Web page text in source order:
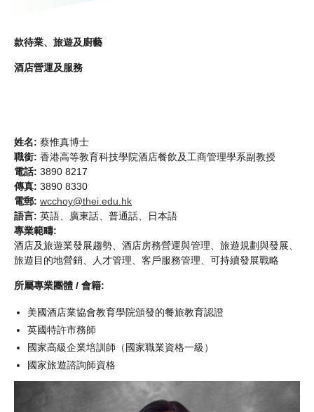
款待業、旅遊及廚藝
酒店營運及服務
姓名: 蔡惟真博士
職銜: 香港高等教育科技學院酒店餐飲及工商管理學系副教授
電話: 3890 8217
傳真: 3890 8330
電郵: wcchoy@thei.edu.hk
語言: 英語、廣東話、普通話、日本語
專業範疇:
酒店及旅遊業發展趨勢、酒店房務營運與管理、旅遊規劃與發展、
旅遊目的地營銷、人才管理、客戶服務管理、可持續發展戰略
所屬專業團體 / 會籍:
美國酒店業協會教育學院頒發的餐旅教育認證
英國特許市務師
國家高級企業培訓師（國家職業資格一級）
國家旅遊諮詢師資格